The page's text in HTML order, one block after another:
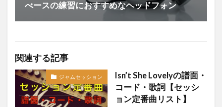
べースの練習におすすめなヘッドフォン
関連する記事
ジャムセッション
Isn’t She Lovelyの譜面・
コード・歌詞【セッシ
ョン定番曲リスト】